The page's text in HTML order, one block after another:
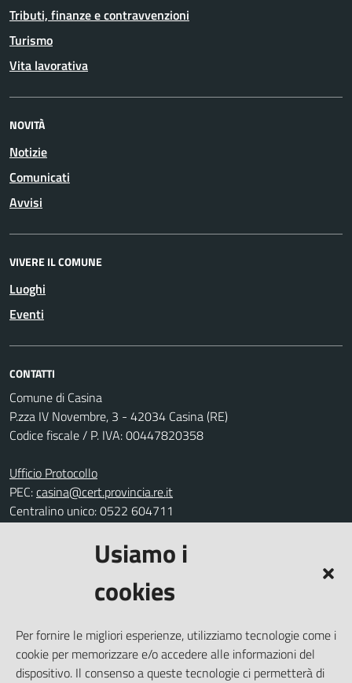
Usiamo i
cookies
Per fornire le migliori esperienze, utilizziamo tecnologie come i
cookie per memorizzare e/o accedere alle informazioni del
dispositivo. Il consenso a queste tecnologie ci permetterà di
Tributi, finanze e contravvenzioni
Turismo
Vita lavorativa
NOVITÀ
Notizie
Comunicati
Avvisi
VIVERE IL COMUNE
Luoghi
Eventi
CONTATTI
Comune di Casina
P.zza IV Novembre, 3 - 42034 Casina (RE)
Codice fiscale / P. IVA: 00447820358
Ufficio Protocollo
PEC:casina@cert.provincia.re.it
Centralino unico: 0522 604711
Segnalazione disservizio
Amministrazione trasparente
Informativa privacy